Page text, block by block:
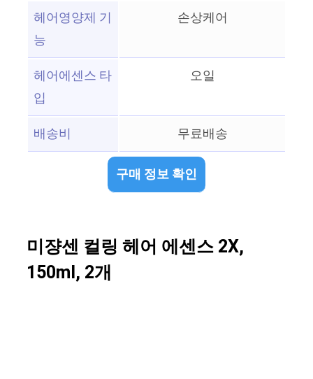
헤어영양제 기
능
손상케어
헤어에센스 타
입
오일
배송비 무료배송
구매 정보 확인
미쟝센 컬링 헤어 에센스 2X,
150ml, 2개